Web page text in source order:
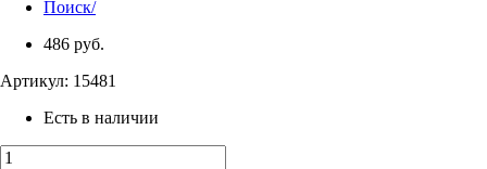
486 руб.
Артикул: 15481
Есть в наличии